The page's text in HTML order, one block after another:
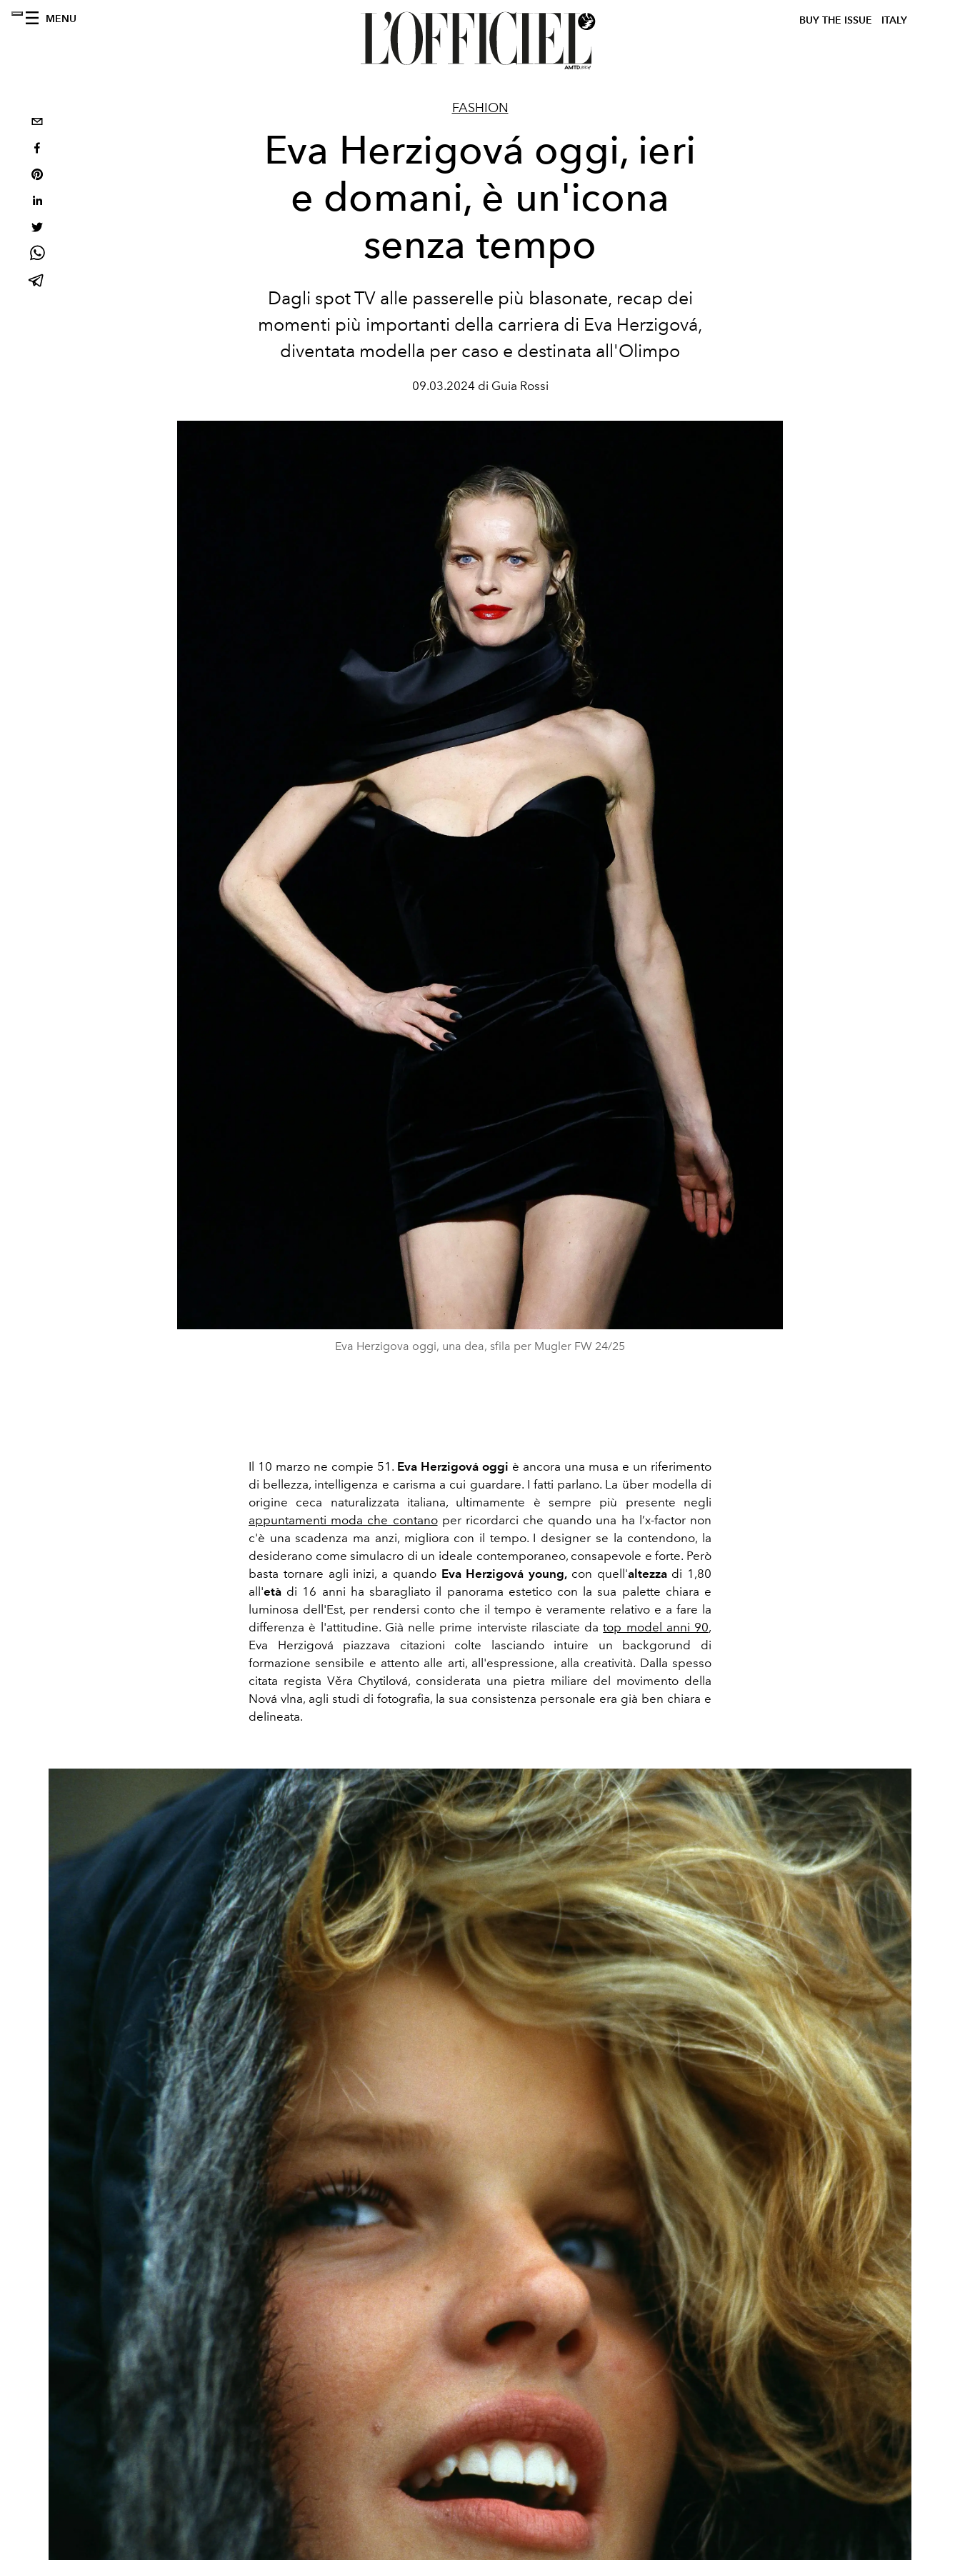
MENU BUY THE ISSUE ITALY
FASHION
Eva Herzigová oggi, ieri
e domani, è un'icona
senza tempo
Dagli spot TV alle passerelle più blasonate, recap dei
momenti più importanti della carriera di Eva Herzigová,
diventata modella per caso e destinata all'Olimpo
09.03.2024 di Guia Rossi
Eva Herzigova oggi, una dea, sfila per Mugler FW 24/25
Il 10 marzo ne compie 51. Eva Herzigová oggi è ancora una musa e un riferimento
di bellezza, intelligenza e carisma a cui guardare. I fatti parlano. La über modella di
origine ceca naturalizzata italiana, ultimamente è sempre più presente negli
appuntamenti moda che contanoper ricordarci che quando una ha l’x-factor non
c'è una scadenza ma anzi, migliora con il tempo.I designer se la contendono, la
desiderano come simulacro di un ideale contemporaneo, consapevole e forte. Però
basta tornare agli inizi, a quando Eva Herzigová young, con quell'altezzadi 1,80
all'età di 16 anni ha sbaragliato il panorama estetico con la sua palette chiara e
luminosa dell'Est, per rendersi conto che il tempo è veramente relativo e a fare la
differenza è l'attitudine. Già nelle prime interviste rilasciate datop model anni 90,
Eva Herzigová piazzava citazioni colte lasciando intuire un backgorund di
formazione sensibile e attento alle arti, all'espressione, alla creatività. Dalla spesso
citata regista Věra Chytilová, considerata una pietra miliare del movimento della
Nová vlna, agli studi di fotografia, la sua consistenza personale era già ben chiara e
delineata.